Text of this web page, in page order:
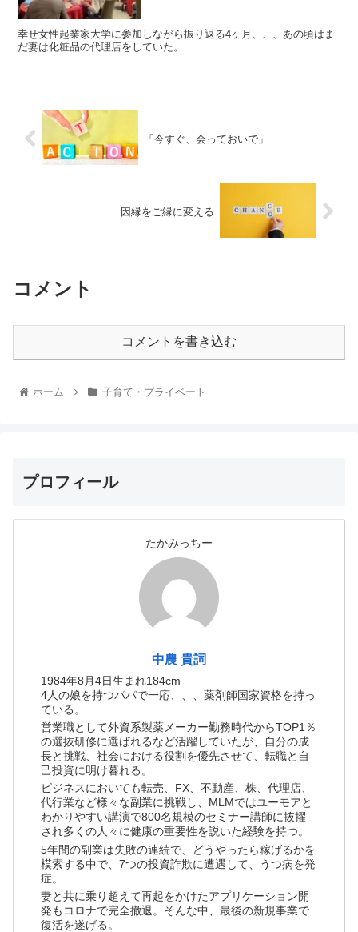
幸せ女性起業家大学に参加しながら振り返る4ヶ月、、、あの頃はま
だ妻は化粧品の代理店をしていた。
「今すぐ、会っておいで」
因縁をご縁に変える
コメント
コメントを書き込む
ホーム 子育て・プライベート
プロフィール
たかみっちー
中農 貴詞
1984年8月4日生まれ184cm
4人の娘を持つパパで一応、、、薬剤師国家資格を持っ
ている。
営業職として外資系製薬メーカー勤務時代からTOP1％
の選抜研修に選ばれるなど活躍していたが、自分の成
長と挑戦、社会における役割を優先させて、転職と自
己投資に明け暮れる。
ビジネスにおいても転売、FX、不動産、株、代理店、
代行業など様々な副業に挑戦し、MLMではユーモアと
わかりやすい講演で800名規模のセミナー講師に抜擢
され多くの人々に健康の重要性を説いた経験を持つ。
5年間の副業は失敗の連続で、どうやったら稼げるかを
模索する中で、7つの投資詐欺に遭遇して、うつ病を発
症。
妻と共に乗り超えて再起をかけたアプリケーション開
発もコロナで完全撤退。そんな中、最後の新規事業で
復活を遂げる。